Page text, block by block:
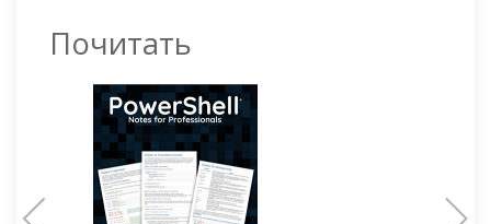
Почитать